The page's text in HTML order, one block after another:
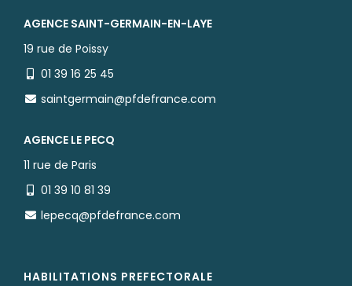
AGENCE SAINT-GERMAIN-EN-LAYE
19 rue de Poissy
01 39 16 25 45
saintgermain@pfdefrance.com
AGENCE LE PECQ
11 rue de Paris
01 39 10 81 39
lepecq@pfdefrance.com
HABILITATIONS PREFECTORALE